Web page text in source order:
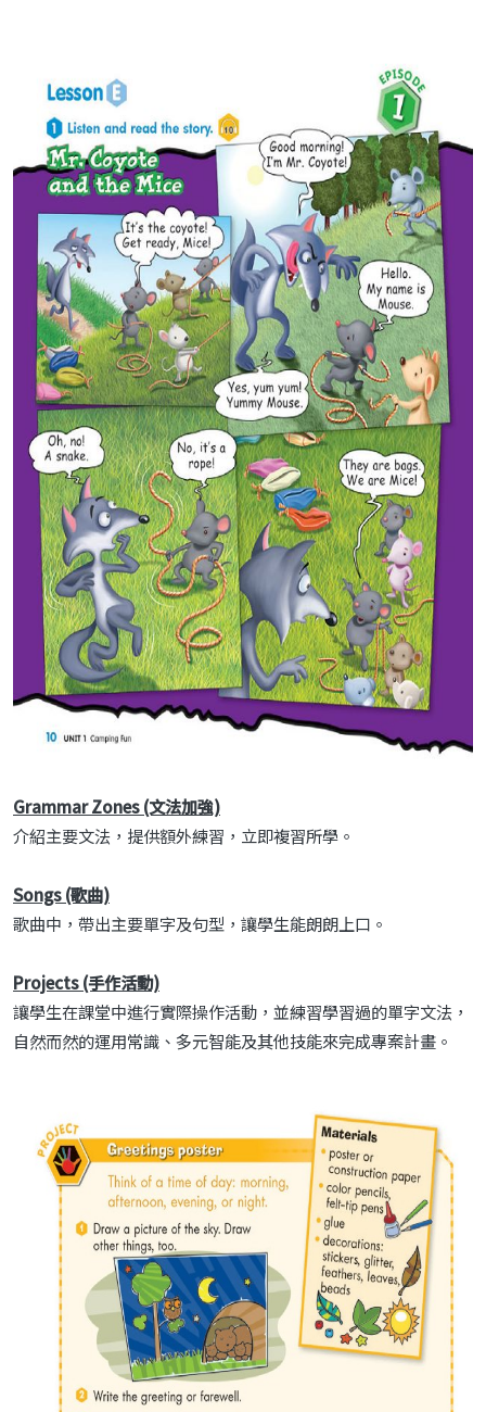
Grammar Zones (文法加強)
介紹主要文法，提供額外練習，立即複習所學。
Songs (歌曲)
歌曲中，帶出主要單字及句型，讓學生能朗朗上口。
Projects (手作活動)
讓學生在課堂中進行實際操作活動，並練習學習過的單字文法，
自然而然的運用常識、多元智能及其他技能來完成專案計畫。